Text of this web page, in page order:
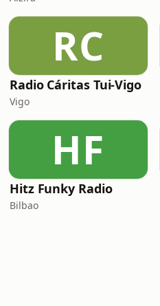
RC
Radio Cáritas Tui-Vigo
Vigo
HF
Hitz Funky Radio
Bilbao